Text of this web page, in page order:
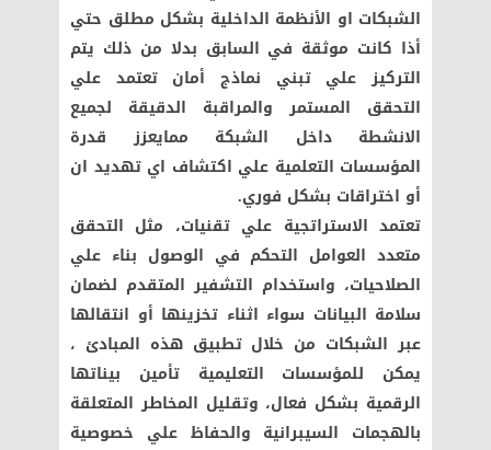
الشبكات او الأنظمة الداخلية بشكل مطلق حتي
أذا كانت موثقة في السابق بدلا من ذلك يتم
التركيز علي تبني نماذج أمان تعتمد علي
التحقق المستمر والمراقبة الدقيقة لجميع
الانشطة داخل الشبكة ممايعزز قدرة
المؤسسات التعلمية علي اكتشاف اي تهديد ان
أو اختراقات بشكل فوري.
تعتمد الاستراتجية علي تقنيات، مثل التحقق
متعدد العوامل التحكم في الوصول بناء علي
الصلاحيات، واستخدام التشفير المتقدم لضمان
سلامة البيانات سواء اثناء تخزينها أو انتقالها
عبر الشبكات من خلال تطبيق هذه المبادئ ،
يمكن للمؤسسات التعليمية تأمين بيناتها
الرقمية بشكل فعال، وتقليل المخاطر المتعلقة
بالهجمات السيبرانية والحفاظ علي خصوصية